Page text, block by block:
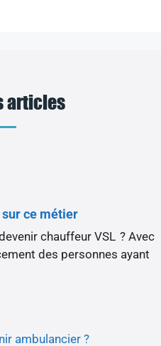
articles
sur ce métier
chauffeur VSL ? Avec
des personnes ayant